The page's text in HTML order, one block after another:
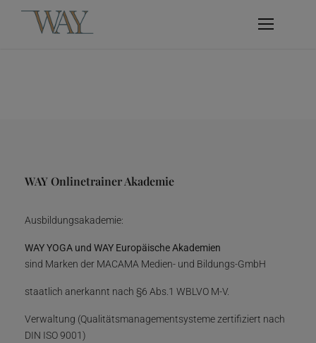
WAY Onlinetrainer Akademie
Ausbildungsakademie:
WAY YOGA und WAY Europäische Akademien
sind Marken der MACAMA Medien- und Bildungs-GmbH
staatlich anerkannt nach §6 Abs.1 WBLVO M-V.
Verwaltung (Qualitätsmanagementsysteme zertifiziert nach
DIN ISO 9001)